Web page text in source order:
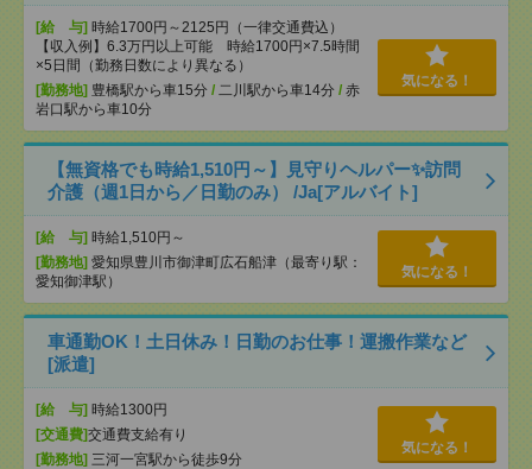
[給 与] 時給1700円～2125円（一律交通費込）
【収入例】6.3万円以上可能 時給1700円×7.5時間
×5日間（勤務日数により異なる）
[勤務地] 豊橋駅から車15分 / 二川駅から車14分 / 赤
岩口駅から車10分
気になる！
【無資格でも時給1,510円～】見守りヘルパー✨訪問
介護（週1日から／日勤のみ） /Ja[アルバイト]
[給 与] 時給1,510円～
[勤務地] 愛知県豊川市御津町広石船津（最寄り駅：
愛知御津駅）
気になる！
車通勤OK！土日休み！日勤のお仕事！運搬作業など
[派遣]
[給 与] 時給1300円
[交通費]交通費支給有り
[勤務地] 三河一宮駅から徒歩9分
気になる！